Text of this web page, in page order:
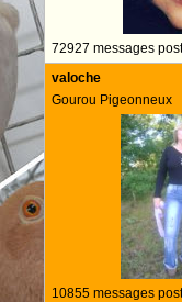
72927 messages
valoche
Gourou Pigeonneux
10855 messages